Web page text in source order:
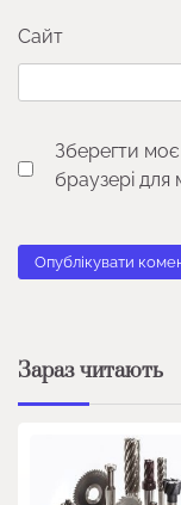
Сайт
Зберегти
браузері для
Зараз читають